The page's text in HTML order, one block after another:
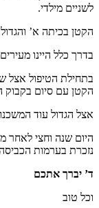
לשניים מילדי.
הקטן בכיתה א’
בדרך כלל היינו
בתחילת הטיפול אצל
הקטן עם סיום בקבוק
אצל הגדול עוד
היום שנה וחצי לאחר
נזכרת בערמות
ד’ יברך אתכם
וכל טוב